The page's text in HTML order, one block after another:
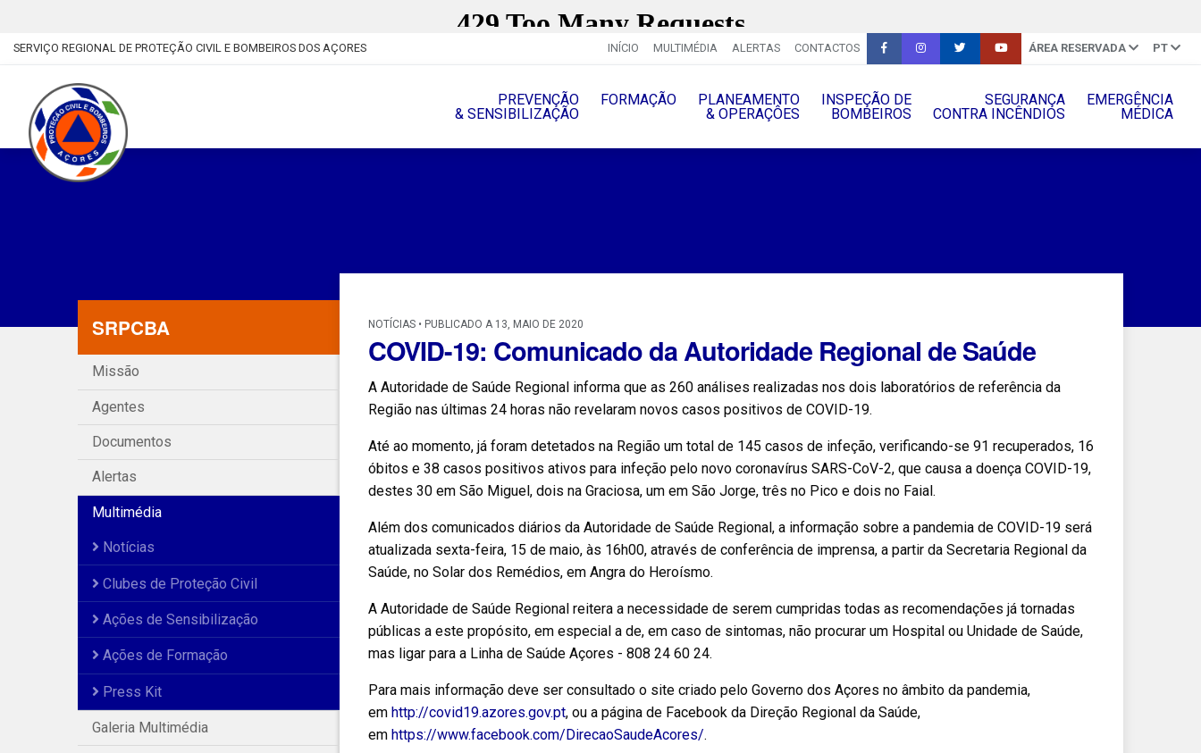
SERVIÇO REGIONAL DE PROTEÇÃO CIVIL E BOMBEIROS DOS AÇORES INÍCIO MULTIMÉDIA ALERTAS CONTACTOS ÁREA RESERVADA PT
PREVENÇÃO
& SENSIBILIZAÇÃO
FORMAÇÃO
PLANEAMENTO
& OPERAÇÔES
INSPEÇÃO DE
BOMBEIROS
SEGURANÇA
CONTRA INCÊNDIOS
EMERGÊNCIA
MÉDICA
SRPCBA
Missão
Agentes
Documentos
Alertas
Multimédia
Notícias
Clubes de Proteção Civil
Ações de Sensibilização
Ações de Formação
Press Kit
Galeria Multimédia
NOTÍCIAS • PUBLICADO A 13, MAIO DE 2020
COVID-19: Comunicado da Autoridade Regional de Saúde
A Autoridade de Saúde Regional informa que as 260 análises realizadas nos dois laboratórios de referência da
Região nas últimas 24 horas não revelaram novos casos positivos de COVID-19.
Até ao momento, já foram detetados na Região um total de 145 casos de infeção, verificando-se 91 recuperados, 16
óbitos e 38 casos positivos ativos para infeção pelo novo coronavírus SARS-CoV-2, que causa a doença COVID-19,
destes 30 em São Miguel, dois na Graciosa, um em São Jorge, três no Pico e dois no Faial.
Além dos comunicados diários da Autoridade de Saúde Regional, a informação sobre a pandemia de COVID-19 será
atualizada sexta-feira, 15 de maio, às 16h00, através de conferência de imprensa, a partir da Secretaria Regional da
Saúde, no Solar dos Remédios, em Angra do Heroísmo.
A Autoridade de Saúde Regional reitera a necessidade de serem cumpridas todas as recomendações já tornadas
públicas a este propósito, em especial a de, em caso de sintomas, não procurar um Hospital ou Unidade de Saúde,
mas ligar para a Linha de Saúde Açores - 808 24 60 24.
Para mais informação deve ser consultado o site criado pelo Governo dos Açores no âmbito da pandemia,
em http://covid19.azores.gov.pt, ou a página de Facebook da Direção Regional da Saúde,
em https://www.facebook.com/DirecaoSaudeAcores/.